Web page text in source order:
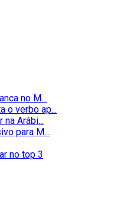
no M...
o verbo ap...
Arábi...
para M...
no top 3